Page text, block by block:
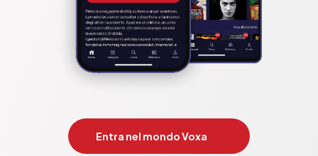
Entra nel mondo Voxa